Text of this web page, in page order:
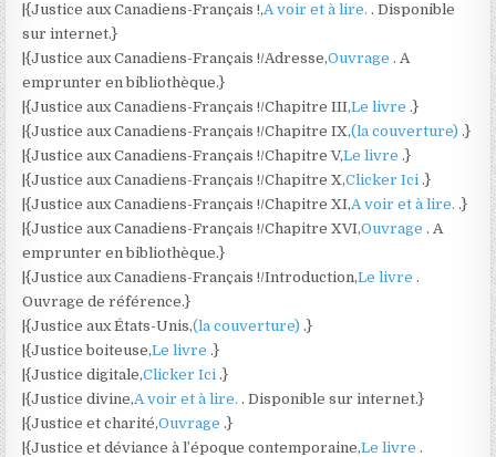
|{Justice aux Canadiens-Français !,A voir et à lire.. Disponible
sur internet.}
|{Justice aux Canadiens-Français !/Adresse,Ouvrage. A
emprunter en bibliothèque.}
|{Justice aux Canadiens-Français !/Chapitre III,Le livre.}
|{Justice aux Canadiens-Français !/Chapitre IX,(la couverture).}
|{Justice aux Canadiens-Français !/Chapitre V,Le livre.}
|{Justice aux Canadiens-Français !/Chapitre X,Clicker Ici.}
|{Justice aux Canadiens-Français !/Chapitre XI,A voir et à lire..}
|{Justice aux Canadiens-Français !/Chapitre XVI,Ouvrage. A
emprunter en bibliothèque.}
|{Justice aux Canadiens-Français !/Introduction,Le livre.
Ouvrage de référence.}
|{Justice aux États-Unis,(la couverture).}
|{Justice boiteuse,Le livre.}
|{Justice digitale,Clicker Ici.}
|{Justice divine,A voir et à lire.. Disponible sur internet.}
|{Justice et charité,Ouvrage.}
|{Justice et déviance à l’époque contemporaine,Le livre.